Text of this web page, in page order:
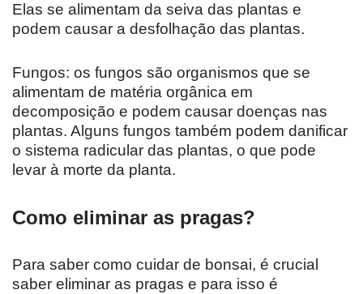
Elas se alimentam da seiva das plantas e
podem causar a desfolhação das plantas.
Fungos: os fungos são organismos que se
alimentam de matéria orgânica em
decomposição e podem causar doenças nas
plantas. Alguns fungos também podem danificar
o sistema radicular das plantas, o que pode
levar à morte da planta.
Como eliminar as pragas?
Para saber como cuidar de bonsai, é crucial
saber eliminar as pragas e para isso é